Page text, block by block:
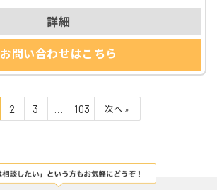
詳細
お問い合わせはこちら
2 3 … 103 次へ »